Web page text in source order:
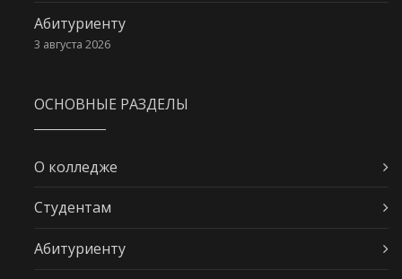
Абитуриенту
3 августа 2026
ОСНОВНЫЕ РАЗДЕЛЫ
О колледже
Студентам
Абитуриенту